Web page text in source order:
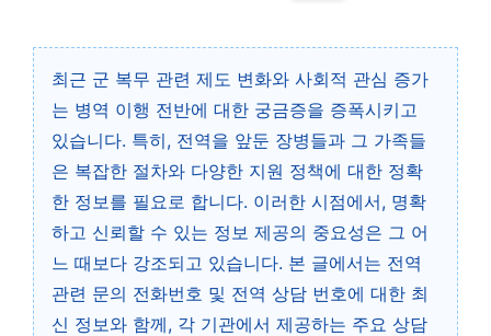
최근 군 복무 관련 제도 변화와 사회적 관심 증가
는 병역 이행 전반에 대한 궁금증을 증폭시키고
있습니다. 특히, 전역을 앞둔 장병들과 그 가족들
은 복잡한 절차와 다양한 지원 정책에 대한 정확
한 정보를 필요로 합니다. 이러한 시점에서, 명확
하고 신뢰할 수 있는 정보 제공의 중요성은 그 어
느 때보다 강조되고 있습니다. 본 글에서는 전역
관련 문의 전화번호 및 전역 상담 번호에 대한 최
신 정보와 함께, 각 기관에서 제공하는 주요 상담